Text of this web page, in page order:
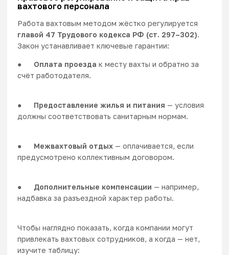
вахтового персонала
Работа вахтовым методом жёстко регулируется
главой 47 Трудового кодекса РФ (ст. 297–302).
Закон устанавливает ключевые гарантии:
● Оплата проезда к месту вахты и обратно за
счёт работодателя.
● Предоставление жилья и питания — условия
должны соответствовать санитарным нормам.
● Межвахтовый отдых — оплачивается, если
предусмотрено коллективным договором.
● Дополнительные компенсации — например,
надбавка за разъездной характер работы.
Чтобы наглядно показать, когда компании могут
привлекать вахтовых сотрудников, а когда — нет,
изучите таблицу: